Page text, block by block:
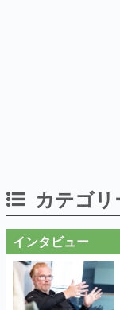
カテゴ
インタビュー